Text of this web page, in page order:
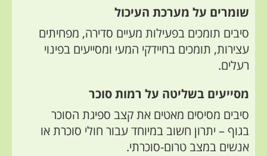
שומרים על מערכת העיכול
סיבים תומכים בפעילות מעיים סדירה, מפחיתים
עצירות, תומכים בחיידקי המעי ומסייעים בפינוי
רעלים.
מסייעים בשליטה על רמות סוכר
סיבים מסיסים מאטים את קצב ספיגת הסוכר
בגוף – יתרון חשוב במיוחד עבור חולי סוכרת או
אנשים במצב טרום-סוכרתי.